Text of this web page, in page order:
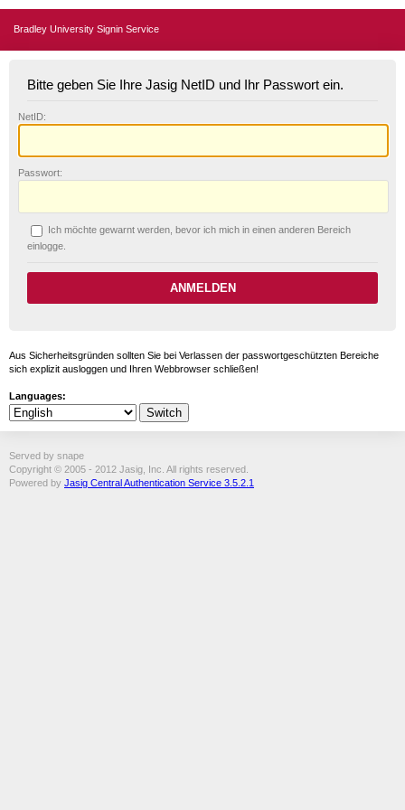
Bradley University Signin Service
Bitte geben Sie Ihre Jasig NetID und Ihr Passwort ein.
NetID:
Passwort:
Ich möchte gewarnt werden, bevor ich mich in einen anderen Bereich
einlogge.
Aus Sicherheitsgründen sollten Sie bei Verlassen der passwortgeschützten Bereiche
sich explizit ausloggen und Ihren Webbrowser schließen!
Languages:
Served by snape
Copyright © 2005 - 2012 Jasig, Inc. All rights reserved.
Powered by Jasig Central Authentication Service 3.5.2.1